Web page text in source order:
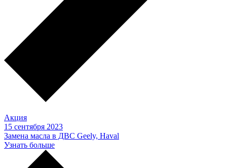
Акция
15 сентября 2023
Замена масла в ДВС Geely, Haval
Узнать больше